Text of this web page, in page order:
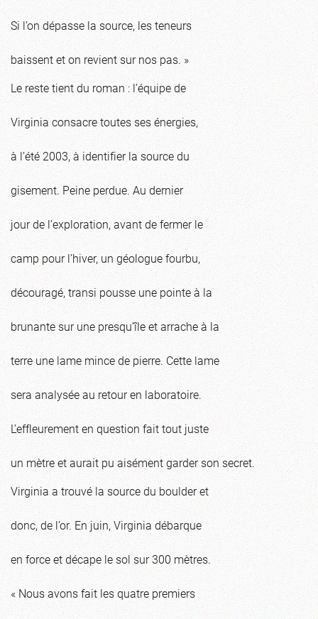
Si l’on dépasse la source, les teneurs
baissent et on revient sur nos pas. »
Le reste tient du roman : l’équipe de
Virginia consacre toutes ses énergies,
à l’été 2003, à identifier la source du
gisement. Peine perdue. Au dernier
jour de l’exploration, avant de fermer le
camp pour l’hiver, un géologue fourbu,
découragé, transi pousse une pointe à la
brunante sur une presqu’île et arrache à la
terre une lame mince de pierre. Cette lame
sera analysée au retour en laboratoire.
L’effleurement en question fait tout juste
un mètre et aurait pu aisément garder son secret.
Virginia a trouvé la source du boulder et
donc, de l’or. En juin, Virginia débarque
en force et décape le sol sur 300 mètres.
« Nous avons fait les quatre premiers